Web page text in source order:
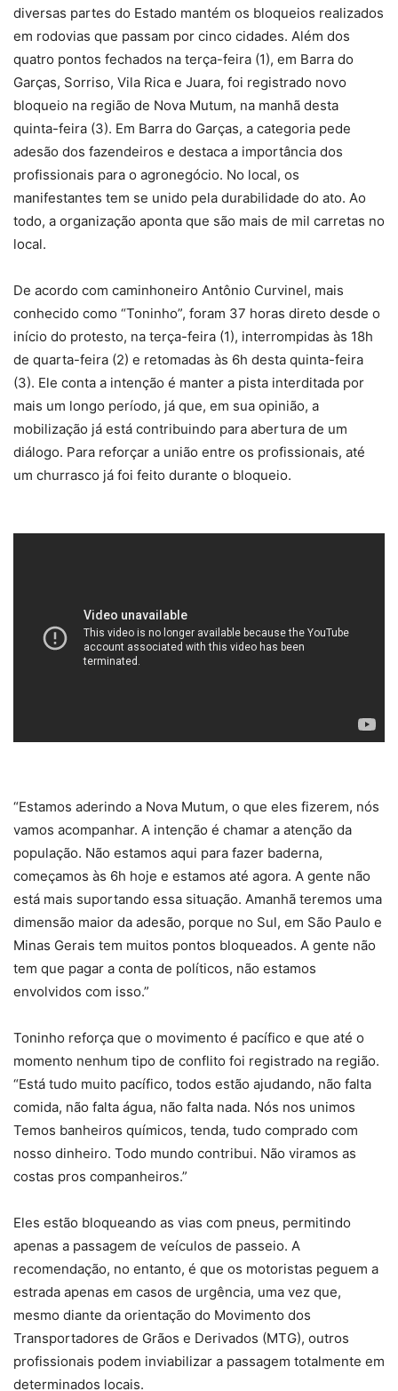
diversas partes do Estado mantém os bloqueios realizados
em rodovias que passam por cinco cidades. Além dos
quatro pontos fechados na terça-feira (1), em Barra do
Garças, Sorriso, Vila Rica e Juara, foi registrado novo
bloqueio na região de Nova Mutum, na manhã desta
quinta-feira (3). Em Barra do Garças, a categoria pede
adesão dos fazendeiros e destaca a importância dos
profissionais para o agronegócio. No local, os
manifestantes tem se unido pela durabilidade do ato. Ao
todo, a organização aponta que são mais de mil carretas no
local.
De acordo com caminhoneiro Antônio Curvinel, mais
conhecido como “Toninho”, foram 37 horas direto desde o
início do protesto, na terça-feira (1), interrompidas às 18h
de quarta-feira (2) e retomadas às 6h desta quinta-feira
(3). Ele conta a intenção é manter a pista interditada por
mais um longo período, já que, em sua opinião, a
mobilização já está contribuindo para abertura de um
diálogo. Para reforçar a união entre os profissionais, até
um churrasco já foi feito durante o bloqueio.
“Estamos aderindo a Nova Mutum, o que eles fizerem, nós
vamos acompanhar. A intenção é chamar a atenção da
população. Não estamos aqui para fazer baderna,
começamos às 6h hoje e estamos até agora. A gente não
está mais suportando essa situação. Amanhã teremos uma
dimensão maior da adesão, porque no Sul, em São Paulo e
Minas Gerais tem muitos pontos bloqueados. A gente não
tem que pagar a conta de políticos, não estamos
envolvidos com isso.”
Toninho reforça que o movimento é pacífico e que até o
momento nenhum tipo de conflito foi registrado na região.
“Está tudo muito pacífico, todos estão ajudando, não falta
comida, não falta água, não falta nada. Nós nos unimos
Temos banheiros químicos, tenda, tudo comprado com
nosso dinheiro. Todo mundo contribui. Não viramos as
costas pros companheiros.”
Eles estão bloqueando as vias com pneus, permitindo
apenas a passagem de veículos de passeio. A
recomendação, no entanto, é que os motoristas peguem a
estrada apenas em casos de urgência, uma vez que,
mesmo diante da orientação do Movimento dos
Transportadores de Grãos e Derivados (MTG), outros
profissionais podem inviabilizar a passagem totalmente em
determinados locais.